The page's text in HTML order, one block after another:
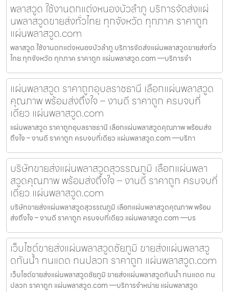
พลาสวูด ใช้งานตกแต่งหนองบัวลำภู บริการจัดส่งแผ่
นพลาสวูดขายส่งทั่วไทย ทุกจังหวัด ทุกภาค ราคาถูก
แผ่นพลาสวูด.com
พลาสวูด ใช้งานตกแต่งหนองบัวลำภู บริการจัดส่งแผ่นพลาสวูดขายส่งทั่ว
ไทย ทุกจังหวัด ทุกภาค ราคาถูก แผ่นพลาสวูด.com —บริการจำ
แผ่นพลาสวูด ราคาถูกอุบลราชธานี เลือกแผ่นพลาสวูด
คุณภาพ พร้อมส่งถึงใจ – งานดี ราคาถูก ครบจบที่
เดียว แผ่นพลาสวูด.com
แผ่นพลาสวูด ราคาถูกอุบลราชธานี เลือกแผ่นพลาสวูดคุณภาพ พร้อมส่ง
ถึงใจ – งานดี ราคาถูก ครบจบที่เดียว แผ่นพลาสวูด.com —บริกา
บริษัทขายส่งแผ่นพลาสวูดสุวรรณภูมิ เลือกแผ่นพลา
สวูดคุณภาพ พร้อมส่งถึงใจ – งานดี ราคาถูก ครบจบที่
เดียว แผ่นพลาสวูด.com
บริษัทขายส่งแผ่นพลาสวูดสุวรรณภูมิ เลือกแผ่นพลาสวูดคุณภาพ พร้อม
ส่งถึงใจ – งานดี ราคาถูก ครบจบที่เดียว แผ่นพลาสวูด.com —บร
เว็บไซต์ขายส่งแผ่นพลาสวูดชัยภูมิ ขายส่งแผ่นพลาสวู
ดกันน้ำ ทนแดด ทนปลวก ราคาถูก แผ่นพลาสวูด.com
เว็บไซต์ขายส่งแผ่นพลาสวูดชัยภูมิ ขายส่งแผ่นพลาสวูดกันน้ำ ทนแดด ทน
ปลวก ราคาถูก แผ่นพลาสวูด.com —บริการจำหน่าย แผ่นพลาสวูด